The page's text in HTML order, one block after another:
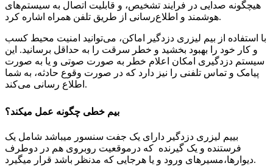
هیچگونه صدایی در فرایند تشخیص، و قابلیت اتصال به سیستم‌های
هوشمند و اطلاع‌رسانی از طریق تلفن همراه اشاره کرد.
با استفاده از بیم لیزری دزدگیر اماکن، می‌توانید امنیت محیط کسب
و کار خود را بهبود بخشید و خطر سرقت را به حداقل برسانید. این
سیستم دزدگیری امکان اعلام خطر به صورت صوتی و یا به صورت
پیامک و تماس تلفنی را نیز دارد که در صورت وقوع حادثه، به شما
اطلاع رسانی می‌کند.
بیم خطی چگونه عمل میکند؟
بییم لیزری دزدگیر دارای یک جفت سنسور میباشد شامل یک
فرستنده و یک گیرنده که درموقعیت روبروی هم در دوطرف
دیوارها،مسیرهای ورود و یا هرجایی که مدنظر باشد قرار میگیرد.